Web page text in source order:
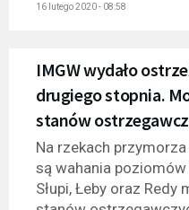
16 lutego 2020 - 08:58
IMGW wydało
drugiego stopnia.
stanów
Na rzekach
są wahania
Słupi, Łeby oraz